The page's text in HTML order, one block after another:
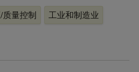
量控制 工业和制造业